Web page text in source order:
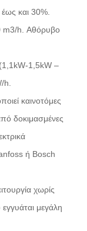
έως και 30%.
m3/h. Αθόρυβο
(1,1kW-1,5kW –
h.
καινοτόμες
δοκιμασμένες
ή Bosch
χωρίς
μεγάλη